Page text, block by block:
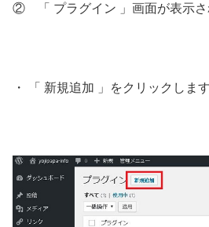
② 「 プラグイン 」画面が表示さ
・ 「 新規追加 」をクリックします